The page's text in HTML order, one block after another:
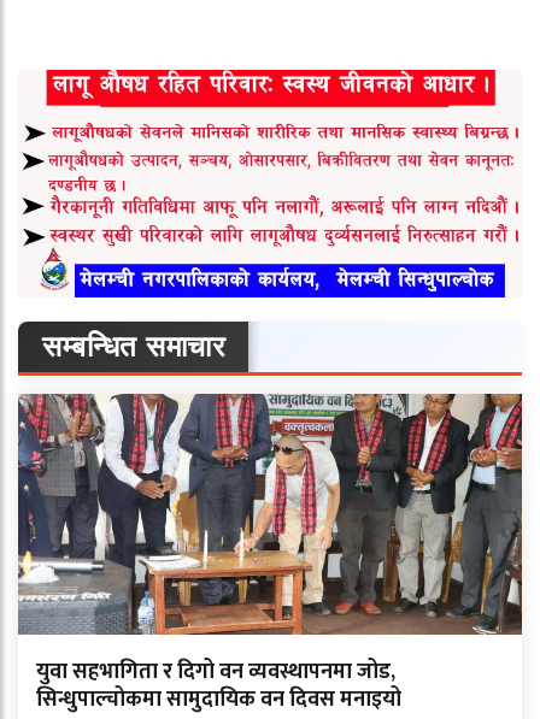
सम्बन्धित समाचार
युवा सहभागिता र दिगो वन व्यवस्थापनमा जोड,
सिन्धुपाल्चोकमा सामुदायिक वन दिवस मनाइयो